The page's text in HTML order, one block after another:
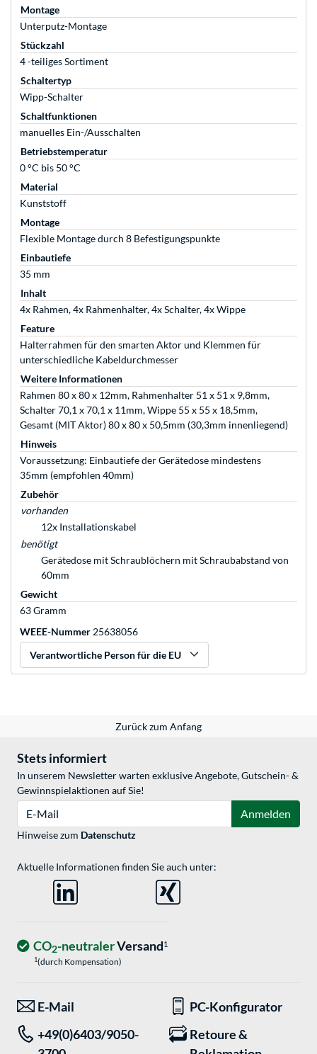
Montage
Unterputz-Montage
Stückzahl
4 -teiliges Sortiment
Schaltertyp
Wipp-Schalter
Schaltfunktionen
manuelles Ein-/Ausschalten
Betriebstemperatur
0 °C bis 50 °C
Material
Kunststoff
Montage
Flexible Montage durch 8 Befestigungspunkte
Einbautiefe
35 mm
Inhalt
4x Rahmen, 4x Rahmenhalter, 4x Schalter, 4x Wippe
Feature
Halterrahmen für den smarten Aktor und Klemmen für
unterschiedliche Kabeldurchmesser
Weitere Informationen
Rahmen 80 x 80 x 12mm, Rahmenhalter 51 x 51 x 9,8mm,
Schalter 70,1 x 70,1 x 11mm, Wippe 55 x 55 x 18,5mm,
Gesamt (MIT Aktor) 80 x 80 x 50,5mm (30,3mm innenliegend)
Hinweis
Voraussetzung: Einbautiefe der Gerätedose mindestens
35mm (empfohlen 40mm)
Zubehör
vorhanden
12x Installationskabel
benötigt
Gerätedose mit Schraublöchern mit Schraubabstand von
60mm
Gewicht
63 Gramm
WEEE-Nummer 25638056
Verantwortliche Person für die EU
Zurück zum Anfang
Stets informiert
In unserem Newsletter warten exklusive Angebote, Gutschein- &
Gewinnspielaktionen auf Sie!
Anmelden
Hinweise zum Datenschutz
Aktuelle Informationen finden Sie auch unter:
CO2-neutralerVersand1
1(durch Kompensation)
E-Mail
PC-Konfigurator
+49(0)6403/9050-
Retoure &